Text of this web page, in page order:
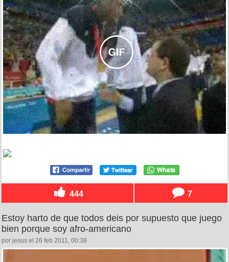
444 7
Estoy harto de que todos deis por supuesto que juego
bien porque soy afro-americano
por jesus el 26 feb 2011, 00:38